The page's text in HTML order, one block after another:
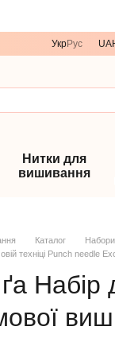
УкрРус
Нитки для
вишивання
Каталог Набори
техніці Punch needle
Набір